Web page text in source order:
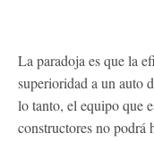
La paradoja es que la
superioridad a un auto
lo tanto, el equipo que
constructores no podrá